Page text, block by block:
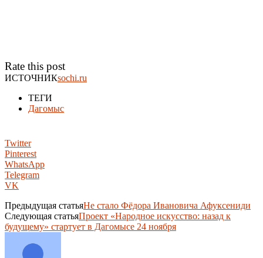
Rate this post
ИСТОЧНИКsochi.ru
ТЕГИ
Дагомыс
Twitter
Pinterest
WhatsApp
Telegram
VK
Предыдущая статьяНе стало Фёдора Ивановича Афуксениди
Следующая статьяПроект «Народное искусство: назад к
будущему» стартует в Дагомысе 24 ноября